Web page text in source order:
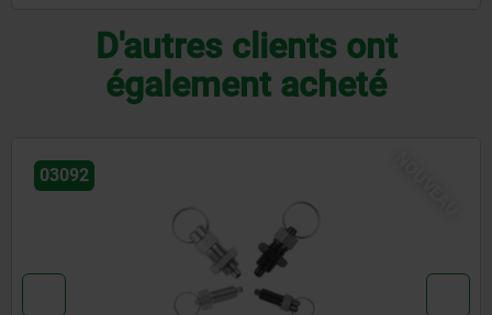
D'autres clients ont
également acheté
03092